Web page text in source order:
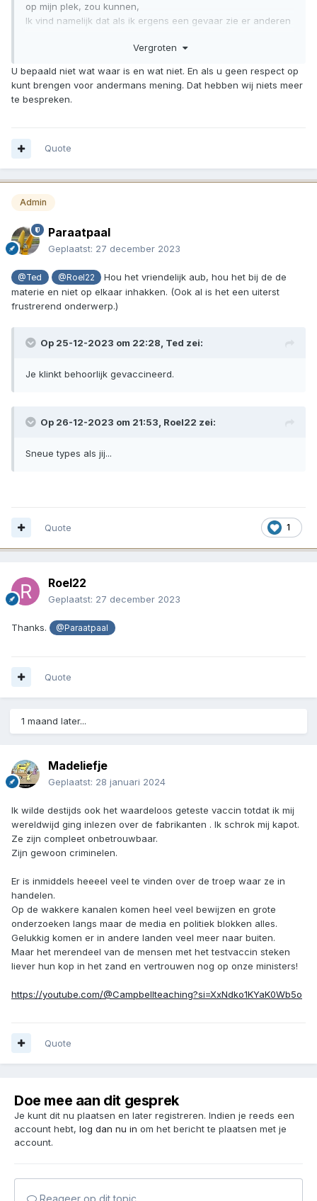
op mijn plek, zou kunnen,
Ik vind namelijk dat als ik ergens een gevaar zie er anderen
eventuele gevolgen dan degene die die gevaarlijk praatjes
rond bazuint.
te hebben.
besmettingen om te gaan met ons willen delen?
zaken zit te wachten.
als het anders kan.
Vergroten
U bepaald niet wat waar is en wat niet. En als u geen respect op
kunt brengen voor andermans mening. Dat hebben wij niets meer
te bespreken.
Quote
Admin
Paraatpaal
Geplaatst: 27 december 2023
@Ted @Roel22
Hou het vriendelijk aub, hou het bij de de
materie en niet op elkaar inhakken. (Ook al is het een uiterst
frustrerend onderwerp.)
Op 25-12-2023 om 22:28, Ted zei:
Je klinkt behoorlijk gevaccineerd.
Op 26-12-2023 om 21:53, Roel22 zei:
Sneue types als jij...
1
Quote
Roel22
Geplaatst: 27 december 2023
Thanks. @Paraatpaal
Quote
1 maand later...
Madeliefje
Geplaatst: 28 januari 2024
Ik wilde destijds ook het waardeloos geteste vaccin totdat ik mij
wereldwijd ging inlezen over de fabrikanten . Ik schrok mij kapot.
Ze zijn compleet onbetrouwbaar.
Zijn gewoon criminelen.
Er is inmiddels heeeel veel te vinden over de troep waar ze in
handelen.
Op de wakkere kanalen komen heel veel bewijzen en grote
onderzoeken langs maar de media en politiek blokken alles.
Gelukkig komen er in andere landen veel meer naar buiten.
Maar het merendeel van de mensen met het testvaccin steken
liever hun kop in het zand en vertrouwen nog op onze ministers!
https://youtube.com/@Campbellteaching?si=XxNdko1KYaK0Wb5o
Quote
Doe mee aan dit gesprek
Je kunt dit nu plaatsen en later registreren. Indien je reeds een
account hebt, log dan nu in om het bericht te plaatsen met je
account.
Reageer op dit topic